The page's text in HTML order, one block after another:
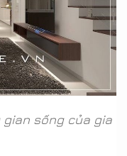
sống của gia